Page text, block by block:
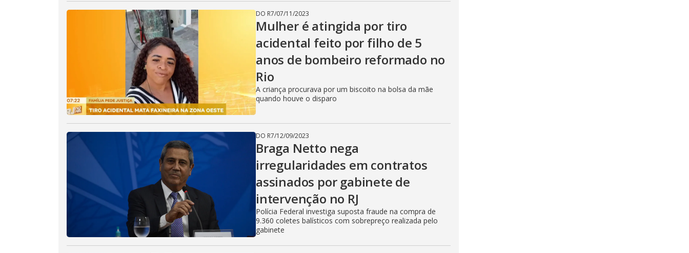
DO R7/07/11/2023
Mulher é atingida por tiro
acidental feito por filho de 5
anos de bombeiro reformado no
Rio
A criança procurava por um biscoito na bolsa da mãe
quando houve o disparo
DO R7/12/09/2023
Braga Netto nega
irregularidades em contratos
assinados por gabinete de
intervenção no RJ
Polícia Federal investiga suposta fraude na compra de
9.360 coletes balísticos com sobrepreço realizada pelo
gabinete